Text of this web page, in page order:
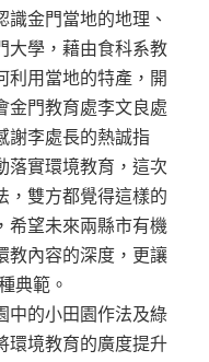
金門當地的地理、
大學，藉由食科系教
利用當地的特產，開
金門教育處李文良處
謝李處長的熱誠指
落實環境教育，這次
，雙方都覺得這樣的
希望未來兩縣市有機
教內容的深度，更讓
典範。
中的小田園作法及綠
環境教育的廣度提升